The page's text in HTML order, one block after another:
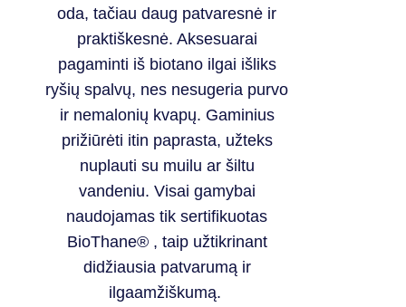
oda, tačiau daug patvaresnė ir
praktiškesnė. Aksesuarai
pagaminti iš biotano ilgai išliks
ryšių spalvų, nes nesugeria purvo
ir nemalonių kvapų. Gaminius
prižiūrėti itin paprasta, užteks
nuplauti su muilu ar šiltu
vandeniu. Visai gamybai
naudojamas tik sertifikuotas
BioThane® , taip užtikrinant
didžiausia patvarumą ir
ilgaamžiškumą.